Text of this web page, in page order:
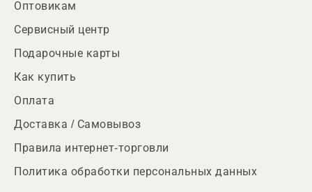
Оптовикам
Сервисный центр
Подарочные карты
Как купить
Оплата
Доставка / Самовывоз
Правила интернет-торговли
Политика обработки персональных данных